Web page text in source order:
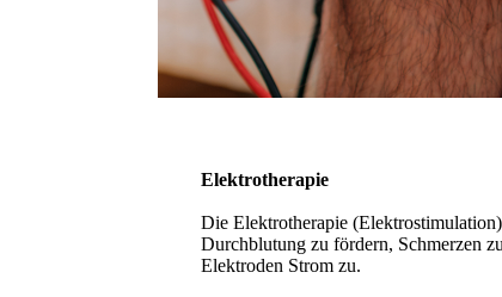
Elektrotherapie
Die Elektrotherapie
Durchblutung zu fördern, Schmerzen
Elektroden Strom zu.